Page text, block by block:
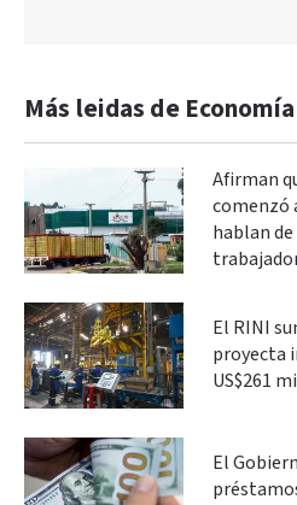
Más leidas de Economía
Afirman
comenzó
hablan
El RINI
proyecta
US$261
El